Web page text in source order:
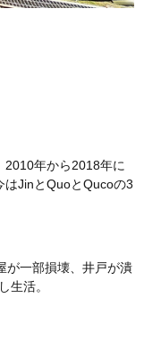
2010年から2018年に
はJinとQuoとQucoの3
が一部損壊、井戸が潰
生活。